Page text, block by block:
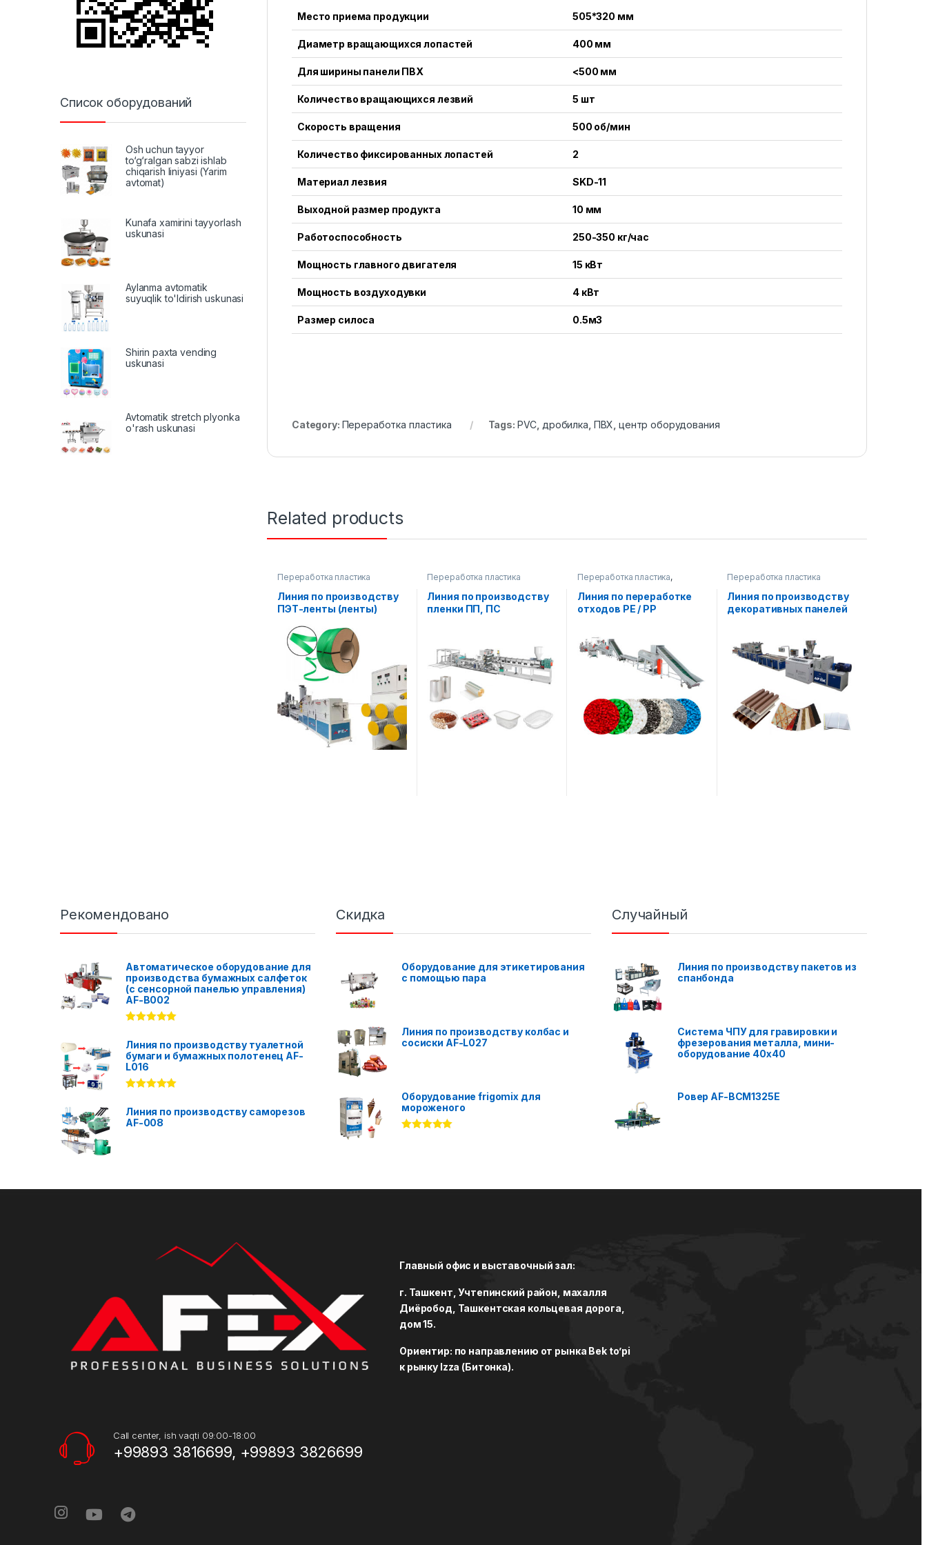
Место приема продукции 505*320 мм
Диаметр вращающихся лопастей 400 мм
Для ширины панели ПВХ <500 мм
Количество вращающихся лезвий 5 шт
Скорость вращения 500 об/мин
Количество фиксированных лопастей 2
Материал лезвия SKD-11
Выходной размер продукта 10 мм
Работоспособность 250-350 кг/час
Мощность главного двигателя 15 кВт
Мощность воздуходувки 4 кВт
Размер силоса 0.5м3
Category: Переработка пластика Tags: PVC дробилка ПВХ центр оборудования
Related products
Переработка пластика
Линия по производству
ПЭТ-ленты (ленты)
Переработка пластика
Линия по производству
пленки ПП, ПС
Переработка пластика,
Оборудование для
переработки
Линия по переработке
отходов PE / PP
Переработка пластика
Линия по производству
декоративных панелей
Список оборудований
Osh uchun tayyor
to‘g‘ralgan sabzi ishlab
chiqarish liniyasi (Yarim
avtomat)
Kunafa xamirini tayyorlash
uskunasi
Aylanma avtomatik
suyuqlik to'ldirish uskunasi
Shirin paxta vending
uskunasi
Avtomatik stretch plyonka
o'rash uskunasi
Рекомендовано
Автоматическое оборудование для
производства бумажных салфеток
(с сенсорной панелью управления)
AF-B002
out of 5
Линия по производству туалетной
бумаги и бумажных полотенец AF-
L016
out of 5
Линия по производству саморезов
AF-008
Скидка
Оборудование для этикетирования
с помощью пара
Линия по производству колбас и
сосиски AF-L027
Оборудование frigomix для
мороженого
Случайный
Линия по производству пакетов из
спанбонда
Система ЧПУ для гравировки и
фрезерования металла, мини-
оборудование 40x40
Ровер AF-BCM1325E
Call center, ish vaqti 09:00-18:00
+99893 3816699, +99893 3826699
Главный офис и выставочный зал:
г. Ташкент, Учтепинский район, махалля
Диёробод, Ташкентская кольцевая дорога,
дом 15.
Ориентир: по направлению от рынка Bek to’pi
к рынку Izza (Битонка).